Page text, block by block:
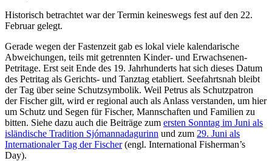
Historisch betrachtet war der Termin keineswegs fest auf den 22.
Februar gelegt.
Gerade wegen der Fastenzeit gab es lokal viele kalendarische
Abweichungen, teils mit getrennten Kinder- und Erwachsenen-
Petritage. Erst seit Ende des 19. Jahrhunderts hat sich dieses Datum
des Petritag als Gerichts- und Tanztag etabliert. Seefahrtsnah bleibt
der Tag über seine Schutzsymbolik. Weil Petrus als Schutzpatron
der Fischer gilt, wird er regional auch als Anlass verstanden, um hier
um Schutz und Segen für Fischer, Mannschaften und Familien zu
bitten. Siehe dazu auch die Beiträge zum ersten Sonntag im Juni als
isländische Tradition Sjómannadagurinn und zum 29. Juni als
Internationaler Tag der Fischer(engl. International Fisherman’s
Day).